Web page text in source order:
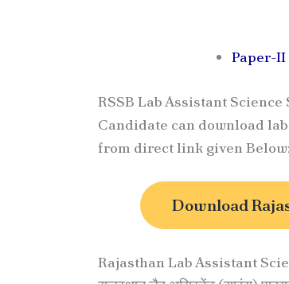
Paper-II
RSSB Lab Assistant
Candidate can download
from direct link given Below:
Download
Rajasthan Lab Assistant